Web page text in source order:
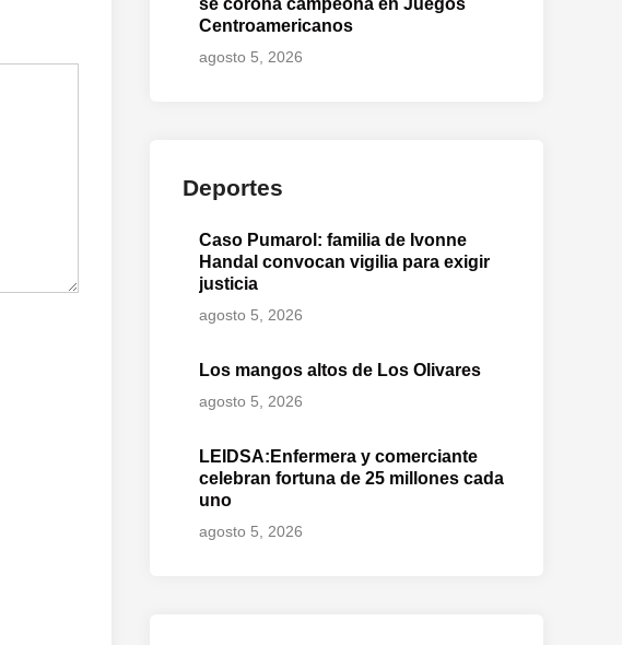
se corona campeona en Juegos
Centroamericanos
agosto 5, 2026
Deportes
Caso Pumarol: familia de Ivonne
Handal convocan vigilia para exigir
justicia
agosto 5, 2026
Los mangos altos de Los Olivares
agosto 5, 2026
LEIDSA:Enfermera y comerciante
celebran fortuna de 25 millones cada
uno
agosto 5, 2026